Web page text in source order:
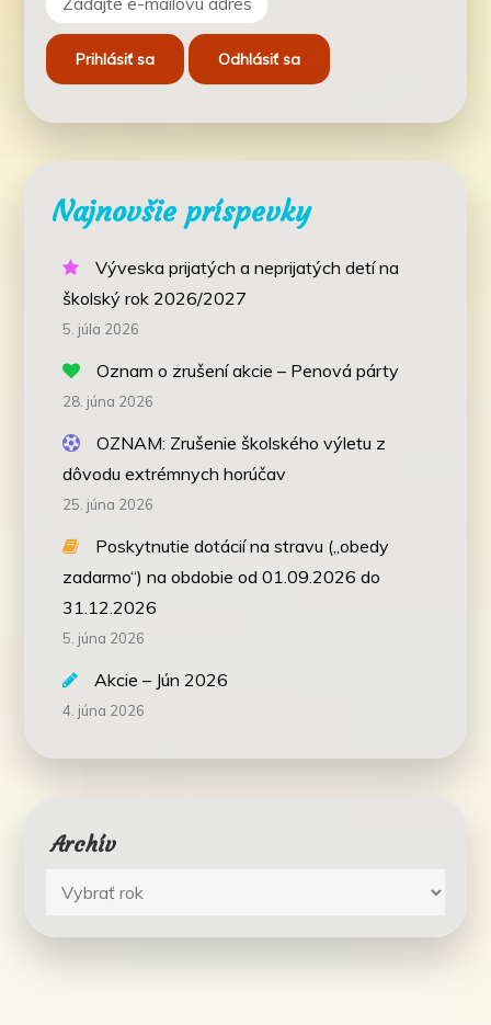
Najnovšie príspevky
Výveska prijatých a neprijatých detí na
školský rok 2026/2027
5. júla 2026
Oznam o zrušení akcie – Penová párty
28. júna 2026
OZNAM: Zrušenie školského výletu z
dôvodu extrémnych horúčav
25. júna 2026
Poskytnutie dotácií na stravu („obedy
zadarmo“) na obdobie od 01.09.2026 do
31.12.2026
5. júna 2026
Akcie – Jún 2026
4. júna 2026
Archív
Archív